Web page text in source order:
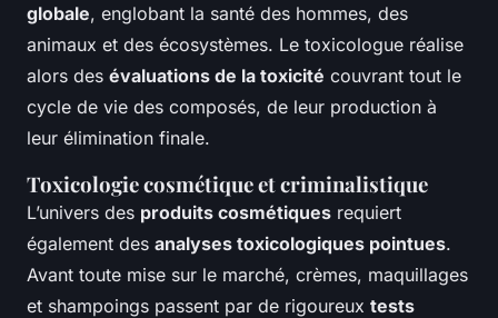
globale, englobant la santé des hommes, des
animaux et des écosystèmes. Le toxicologue réalise
alors des évaluations de la toxicité couvrant tout le
cycle de vie des composés, de leur production à
leur élimination finale.
Toxicologie cosmétique et criminalistique
L’univers des produits cosmétiques requiert
également des analyses toxicologiques pointues.
Avant toute mise sur le marché, crèmes, maquillages
et shampoings passent par de rigoureux tests